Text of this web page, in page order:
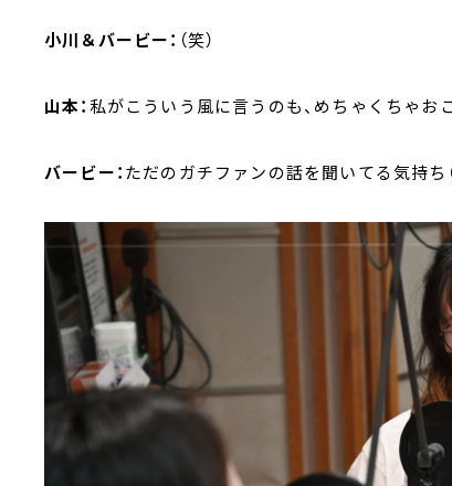
小川＆バービー： （笑）
山本：私がこういう風に言うのも、めちゃくちゃお
バービー：ただのガチファンの話を聞いてる気持ち（